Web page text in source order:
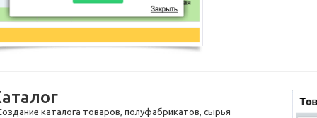
каталога товаров, полуфабрикатов, сырья